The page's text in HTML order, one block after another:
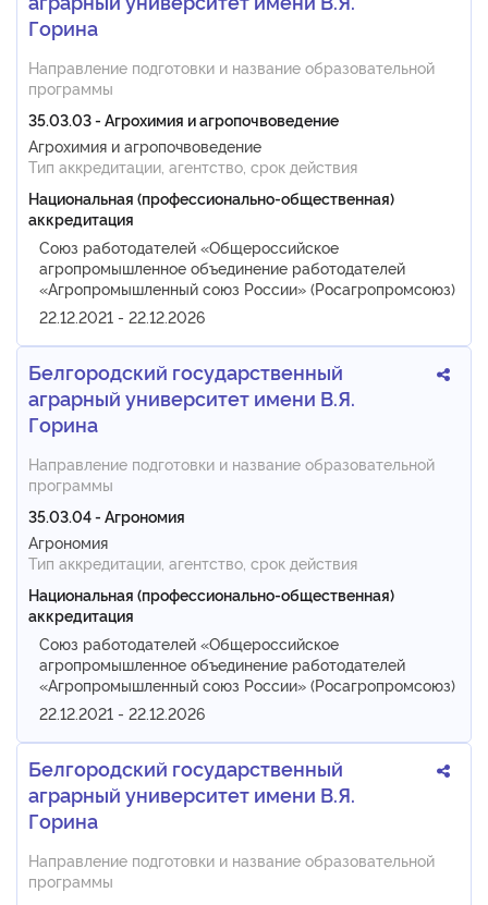
Горина
Направление подготовки и название образовательной
программы
35.03.03 - Агрохимия и агропочвоведение
Агрохимия и агропочвоведение
Тип аккредитации, агентство, срок действия
Национальная (профессионально-общественная)
аккредитация
Союз работодателей «Общероссийское
агропромышленное объединение работодателей
«Агропромышленный союз России» (Росагропромсоюз)
22.12.2021 - 22.12.2026
Белгородский государственный
аграрный университет имени В.Я.
Горина
Направление подготовки и название образовательной
программы
35.03.04 - Агрономия
Агрономия
Тип аккредитации, агентство, срок действия
Национальная (профессионально-общественная)
аккредитация
Союз работодателей «Общероссийское
агропромышленное объединение работодателей
«Агропромышленный союз России» (Росагропромсоюз)
22.12.2021 - 22.12.2026
Белгородский государственный
аграрный университет имени В.Я.
Горина
Направление подготовки и название образовательной
программы